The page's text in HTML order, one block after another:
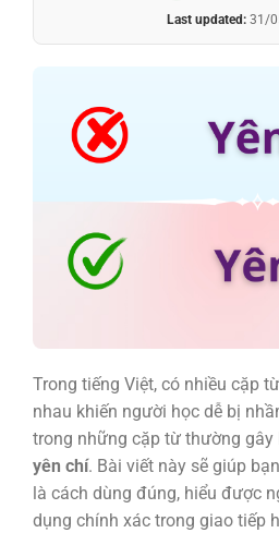
Last updated: 31/
Trong tiếng Việt, có nhiều cặp
nhau khiến người học dễ bị
trong những cặp từ thường gây
yên chí. Bài viết này sẽ giúp
là cách dùng đúng, hiểu được
dụng chính xác trong giao tiếp